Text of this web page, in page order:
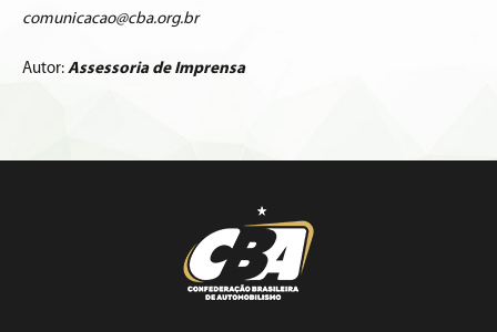
comunicacao@cba.org.br
Autor: Assessoria de Imprensa